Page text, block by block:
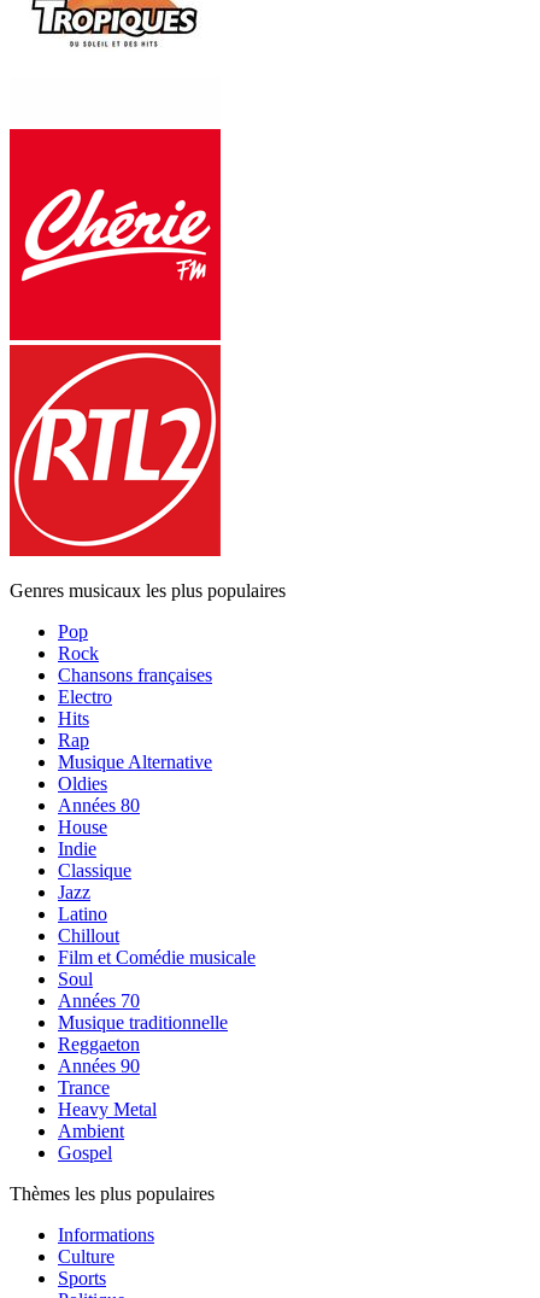
Genres musicaux les plus populaires
Pop
Rock
Chansons françaises
Electro
Hits
Rap
Musique Alternative
Oldies
Années 80
House
Indie
Classique
Jazz
Latino
Chillout
Film et Comédie musicale
Soul
Années 70
Musique traditionnelle
Reggaeton
Années 90
Trance
Heavy Metal
Ambient
Gospel
Thèmes les plus populaires
Informations
Culture
Sports